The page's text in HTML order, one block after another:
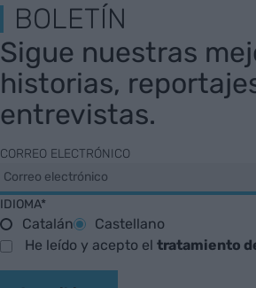
BOLETÍN
Sigue nuestras
historias,
entrevistas.
CORREO ELECTRÓNICO
IDIOMA*
Catalán
Castellano
He leído y acepto el tratamiento